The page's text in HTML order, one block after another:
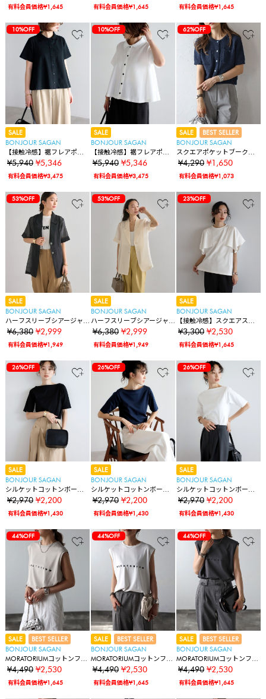
有料会員価格¥1,645 有料会員価格¥1,645 有料会員価格¥1,645
10%OFF
SALE
BONJOUR SAGAN
【接触冷感】裾フレアポロ
シャツ
¥5,940 ¥5,346
有料会員価格¥3,475
10%OFF
SALE
BONJOUR SAGAN
【接触冷感】裾フレアポロ
シャツ
¥5,940 ¥5,346
有料会員価格¥3,475
62%OFF
SALE
BEST SELLER
BONJOUR SAGAN
スクエアポケットブークレ
ニット半袖カーディガン
¥4,290 ¥1,650
有料会員価格¥1,073
53%OFF
SALE
BONJOUR SAGAN
ハーフスリーブシアージャ
ケット
¥6,380 ¥2,999
有料会員価格¥1,949
53%OFF
SALE
BONJOUR SAGAN
ハーフスリーブシアージャ
ケット
¥6,380 ¥2,999
有料会員価格¥1,949
23%OFF
SALE
BONJOUR SAGAN
【接触冷感】スクエアスリ
ーブTシャツ
¥3,300 ¥2,530
有料会員価格¥1,645
26%OFF
SALE
BONJOUR SAGAN
シルケットコットンボート
ネックTシャツ
¥2,970 ¥2,200
有料会員価格¥1,430
26%OFF
SALE
BONJOUR SAGAN
シルケットコットンボート
ネックTシャツ
¥2,970 ¥2,200
有料会員価格¥1,430
26%OFF
SALE
BONJOUR SAGAN
シルケットコットンボート
ネックTシャツ
¥2,970 ¥2,200
有料会員価格¥1,430
44%OFF
SALE
BEST SELLER
BONJOUR SAGAN
MORATORIUMコットンフレ
ンチスリーブT
¥4,490 ¥2,530
有料会員価格¥1,645
44%OFF
SALE
BEST SELLER
BONJOUR SAGAN
MORATORIUMコットンフレ
ンチスリーブT
¥4,490 ¥2,530
有料会員価格¥1,645
44%OFF
SALE
BEST SELLER
BONJOUR SAGAN
MORATORIUMコットンフレ
ンチスリーブT
¥4,490 ¥2,530
有料会員価格¥1,645